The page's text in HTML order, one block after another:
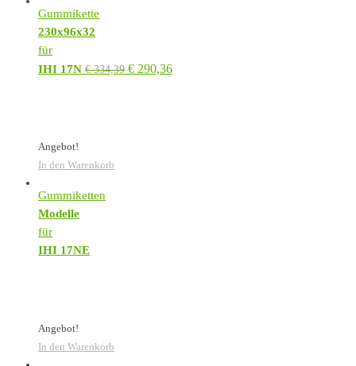
Gummikette
230x96x32
für
IHI 17N €334,39 € 290,36
Angebot!
In den Warenkorb
Gummiketten
Modelle
für
IHI 17NE
Angebot!
In den Warenkorb